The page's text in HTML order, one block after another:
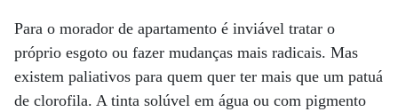
Para o morador de apartamento é inviável tratar o
próprio esgoto ou fazer mudanças mais radicais. Mas
existem paliativos para quem quer ter mais que um patuá
de clorofila. A tinta solúvel em água ou com pigmento